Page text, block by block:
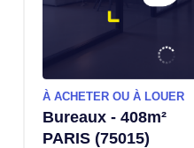
À ACHETER OU À LOUER
Bureaux - 408m²
PARIS (75015)